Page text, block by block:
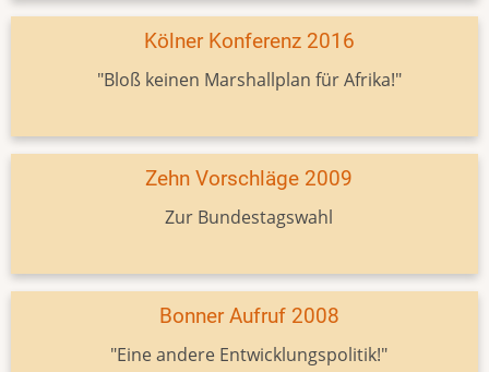
Kölner Konferenz 2016
"Bloß keinen Marshallplan für Afrika!"
Zehn Vorschläge 2009
Zur Bundestagswahl
Bonner Aufruf 2008
"Eine andere Entwicklungspolitik!"